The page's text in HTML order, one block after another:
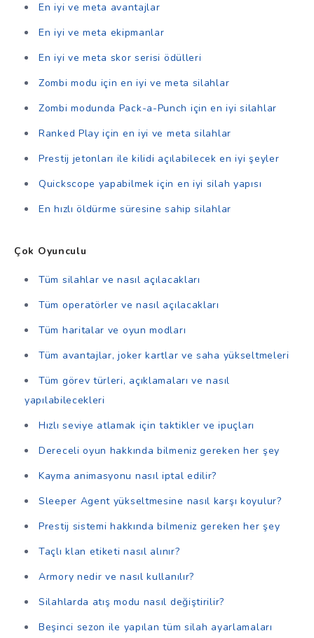
En iyi ve meta avantajlar
En iyi ve meta ekipmanlar
En iyi ve meta skor serisi ödülleri
Zombi modu için en iyi ve meta silahlar
Zombi modunda Pack-a-Punch için en iyi silahlar
Ranked Play için en iyi ve meta silahlar
Prestij jetonları ile kilidi açılabilecek en iyi şeyler
Quickscope yapabilmek için en iyi silah yapısı
En hızlı öldürme süresine sahip silahlar
Çok Oyunculu
Tüm silahlar ve nasıl açılacakları
Tüm operatörler ve nasıl açılacakları
Tüm haritalar ve oyun modları
Tüm avantajlar, joker kartlar ve saha yükseltmeleri
Tüm görev türleri, açıklamaları ve nasıl
yapılabilecekleri
Hızlı seviye atlamak için taktikler ve ipuçları
Dereceli oyun hakkında bilmeniz gereken her şey
Kayma animasyonu nasıl iptal edilir?
Sleeper Agent yükseltmesine nasıl karşı koyulur?
Prestij sistemi hakkında bilmeniz gereken her şey
Taçlı klan etiketi nasıl alınır?
Armory nedir ve nasıl kullanılır?
Silahlarda atış modu nasıl değiştirilir?
Beşinci sezon ile yapılan tüm silah ayarlamaları